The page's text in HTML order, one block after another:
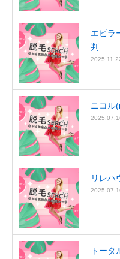
エピラ
判
ニコル
リレハ
トー